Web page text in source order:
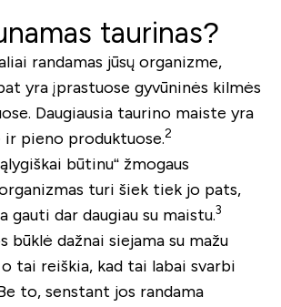
taurinas?
randamas jūsų organizme,
yra įprastuose gyvūninės kilmės
Daugiausia taurino maiste yra
ir pieno produktuose.2
būtinu“ žmogaus
turi šiek tiek jo pats,
gauti dar daugiau su maistu.3
būklė dažnai siejama su mažu
tai reiškia, kad tai labai svarbi
to, senstant jos randama